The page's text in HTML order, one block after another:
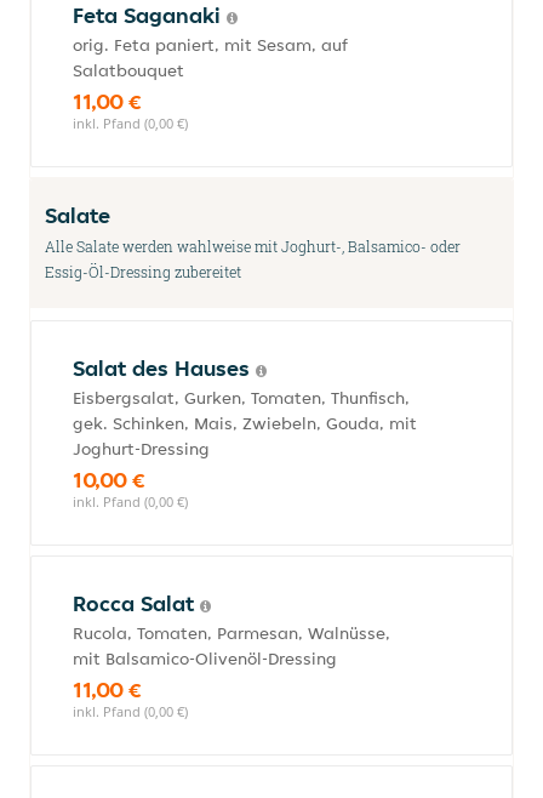
Feta Saganaki
orig. Feta paniert, mit Sesam, auf
Salatbouquet
11,00 €
inkl. Pfand (0,00 €)
Salate
Alle Salate werden wahlweise mit Joghurt-, Balsamico- oder
Essig-Öl-Dressing zubereitet
Salat des Hauses
Eisbergsalat, Gurken, Tomaten, Thunfisch,
gek. Schinken, Mais, Zwiebeln, Gouda, mit
Joghurt-Dressing
10,00 €
inkl. Pfand (0,00 €)
Rocca Salat
Rucola, Tomaten, Parmesan, Walnüsse,
mit Balsamico-Olivenöl-Dressing
11,00 €
inkl. Pfand (0,00 €)